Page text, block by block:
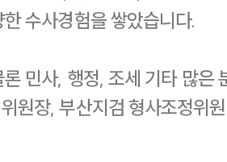
수사경험을 쌓았습니다.
민사, 행정, 조세 기타 많
원장, 부산지검 형사조정위